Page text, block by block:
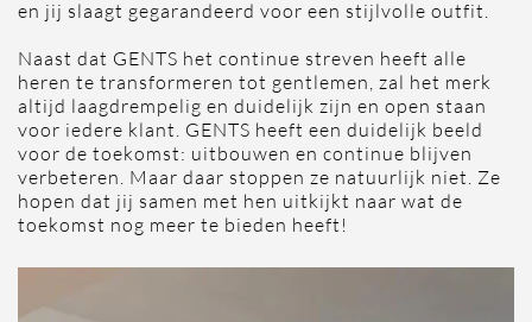
en jij slaagt gegarandeerd voor een stijlvolle outfit.
Naast dat GENTS het continue streven heeft alle
heren te transformeren tot gentlemen, zal het merk
altijd laagdrempelig en duidelijk zijn en open staan
voor iedere klant. GENTS heeft een duidelijk beeld
voor de toekomst: uitbouwen en continue blijven
verbeteren. Maar daar stoppen ze natuurlijk niet. Ze
hopen dat jij samen met hen uitkijkt naar wat de
toekomst nog meer te bieden heeft!